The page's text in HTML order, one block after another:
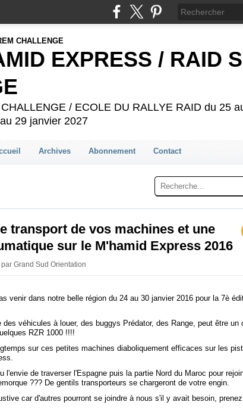
EXPRESS / RAID
/ ECOLE DU RALLYE RAID du 25
29 janvier 2027
Archives Abonnement Contact
transport de vos machines et une
sur le M'hamid Express 2016
Grand Sud Orientation
venir dans notre belle région du 24 au 30 janvier 2016 pour la 7è
véhicules à louer, des buggys Prédator, des Range, peut être un
RZR 1000 !!!!
sur ces petites machines diaboliquement efficaces sur les
l'envie de traverser l'Espagne puis la partie Nord du Maroc pour
??? De gentils transporteurs se chargeront de votre engin.
car d'autres pourront se joindre à nous s'il y avait besoin, prenez